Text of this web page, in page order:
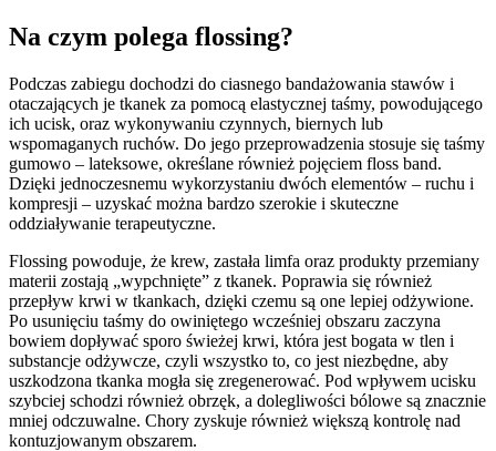
Na czym polega flossing?
Podczas zabiegu dochodzi do ciasnego bandażowania stawów i
otaczających je tkanek za pomocą elastycznej taśmy, powodującego
ich ucisk, oraz wykonywaniu czynnych, biernych lub
wspomaganych ruchów. Do jego przeprowadzenia stosuje się taśmy
gumowo – lateksowe, określane również pojęciem floss band.
Dzięki jednoczesnemu wykorzystaniu dwóch elementów – ruchu i
kompresji – uzyskać można bardzo szerokie i skuteczne
oddziaływanie terapeutyczne.
Flossing powoduje, że krew, zastała limfa oraz produkty przemiany
materii zostają „wypchnięte” z tkanek. Poprawia się również
przepływ krwi w tkankach, dzięki czemu są one lepiej odżywione.
Po usunięciu taśmy do owiniętego wcześniej obszaru zaczyna
bowiem dopływać sporo świeżej krwi, która jest bogata w tlen i
substancje odżywcze, czyli wszystko to, co jest niezbędne, aby
uszkodzona tkanka mogła się zregenerować. Pod wpływem ucisku
szybciej schodzi również obrzęk, a dolegliwości bólowe są znacznie
mniej odczuwalne. Chory zyskuje również większą kontrolę nad
kontuzjowanym obszarem.